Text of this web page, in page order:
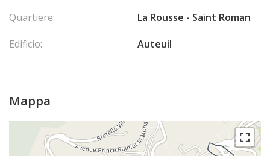
Quartiere:
La Rousse - Saint Roman
Edificio:
Auteuil
Mappa